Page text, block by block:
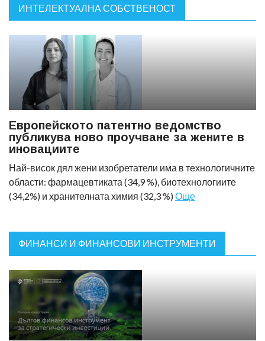
ИНТЕЛЕКТУАЛНА СОБСТВЕНОСТ
Европейското патентно ведомство
публикува ново проучване за жените в
иновациите
Най-висок дял жени изобретатели има в технологичните
области: фармацевтиката (34,9 %), биотехнологиите
(34,2%) и хранителната химия (32,3 %) Още
ФИНАНСИ И ФИНАНСОВИ ИНСТРУМЕНТИ